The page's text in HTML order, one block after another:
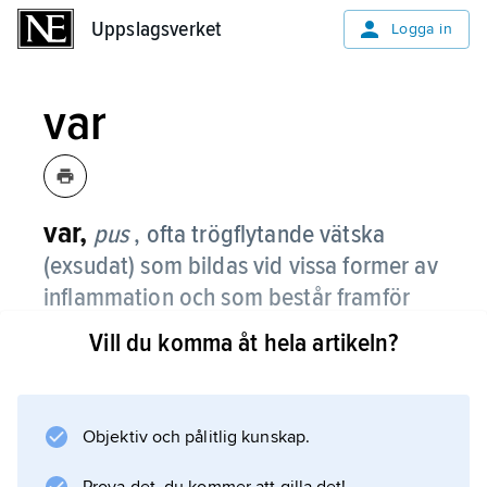
Uppslagsverket Logga in
var
var, pus , ofta trögflytande vätska
(exsudat) som bildas vid vissa former av
inflammation och som består framför
allt av levande och döda vita
blodkroppar (särskilt neutrofila
Var bildas främst vid infektioner med vissa
Vill du komma åt hela artikeln?
Objektiv och pålitlig kunskap.